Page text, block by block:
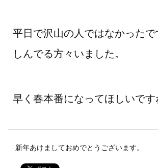
平日で沢山の人ではなかった
しんでる方々いました。
早く春本番になってほしいです
新年あけましておめでとうございます。